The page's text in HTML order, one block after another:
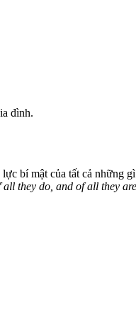
đình.
bí mật của tất cả những
they do, and of all they